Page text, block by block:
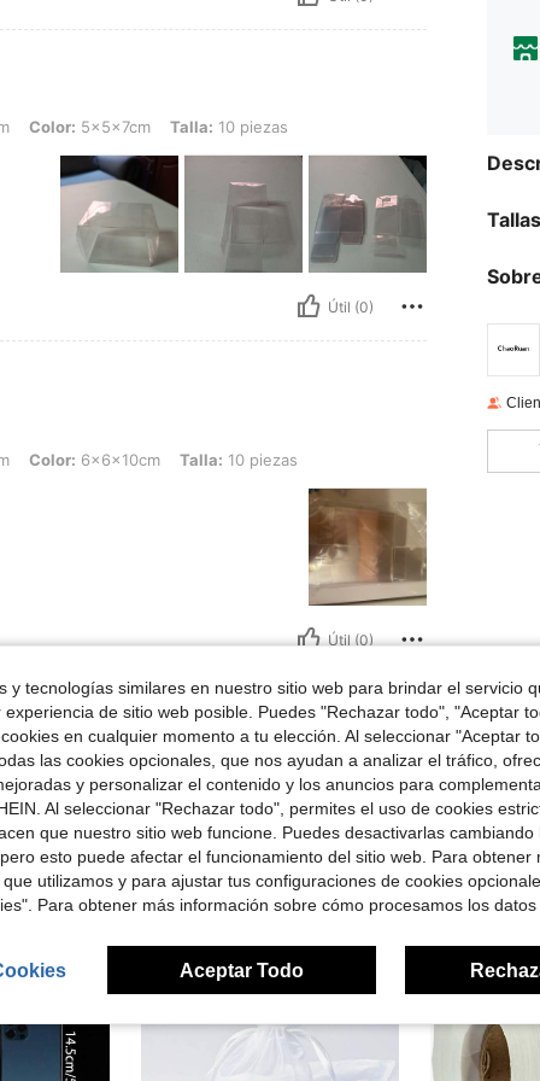
5x5x7cm, Talla: 10 piezas
Color: 5x5x7cm Talla: 10 piezas
Útil (0)
PVC 5x5x6/7/8/12/13/20cm, Color: 6x6x10cm, Talla: 10 piezas
Color: 6x6x10cm Talla: 10 piezas
Útil (0)
y tecnologías similares en nuestro sitio web para brindar el servicio
de sitio web posible. Puedes "Rechazar todo", "Aceptar
en cualquier momento a tu elección. Al seleccionar "Aceptar
las cookies opcionales, que nos ayudan a analizar el tráfico,
y personalizar el contenido y los anuncios para
Al seleccionar "Rechazar todo", permites el uso de cookies
que nuestro sitio web funcione. Puedes desactivarlas cambiando
esto puede afectar el funcionamiento del sitio web. Para obtener
utilizamos y para ajustar tus configuraciones de cookies
Para obtener más información sobre cómo procesamos los datos
Aceptar Todo